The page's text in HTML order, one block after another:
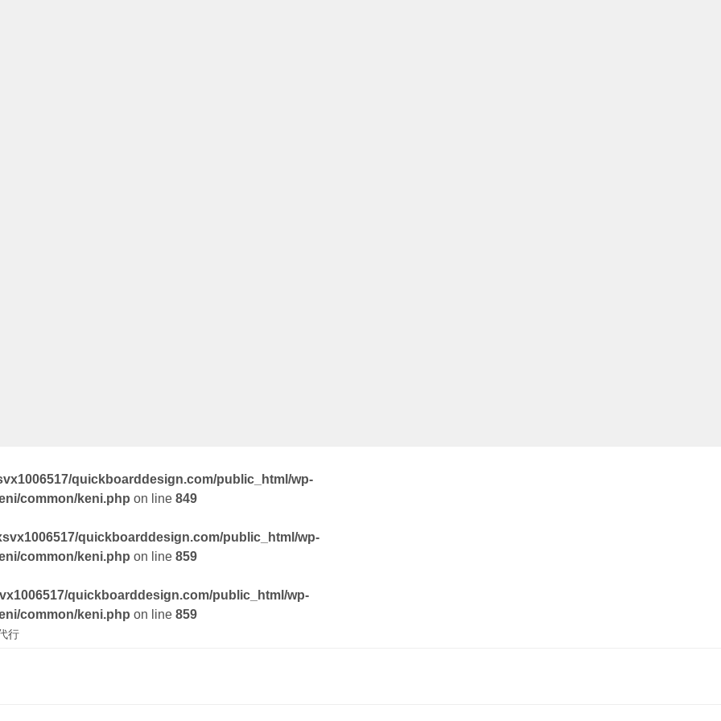
quickboarddesign.com/public_html/wp-
common/keni.php on line 849
quickboarddesign.com/public_html/wp-
common/keni.php on line 859
quickboarddesign.com/public_html/wp-
common/keni.php on line 859
行